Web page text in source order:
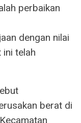
perbaikan
dengan nilai
telah
berat di